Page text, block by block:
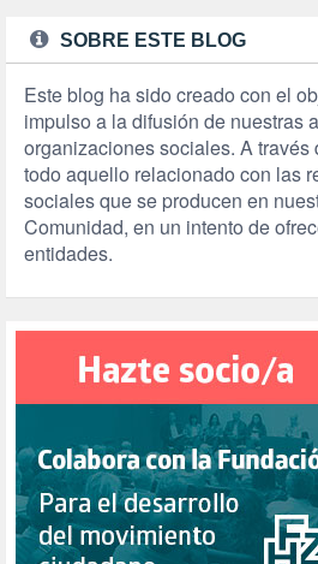
SOBRE ESTE BLOG
Este blog ha sido creado con el
impulso a la difusión de nuestras
organizaciones sociales. A
todo aquello relacionado con las
sociales que se producen en
Comunidad, en un intento de
entidades.